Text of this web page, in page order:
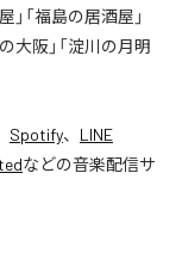
」「福島の居酒屋」
大阪」「淀川の月明
Spotify、 LINE
などの音楽配信サ